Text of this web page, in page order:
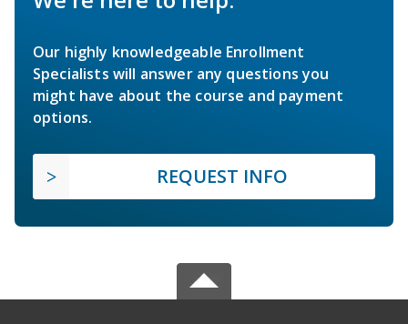
Our highly knowledgeable Enrollment
Specialists will answer any questions you
might have about the course and payment
options.
REQUEST INFO